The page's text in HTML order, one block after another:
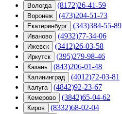
Вологда (8172)26-41-59
Воронеж (473)204-51-73
Екатеринбург (343)384-55-89
Иваново (4932)77-34-06
Ижевск (3412)26-03-58
Иркутск (395)279-98-46
Казань (843)206-01-48
Калининград (4012)72-03-81
Калуга (4842)92-23-67
Кемерово (3842)65-04-62
Киров
(8332)68-02-04